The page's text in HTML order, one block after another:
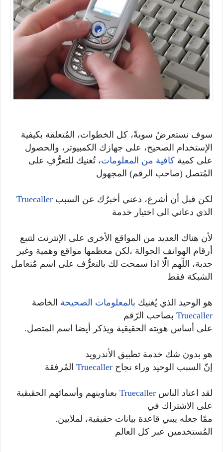
سوف نستعرضُ سويةً، كل الخطوات، المُتعلقة بكيفية
الإستخدام الصحيح، على جهازك الكمبيوتر، والحصول
على كمية كافية من المعلومات، تُغنيك للتعرُّفِ على
المُتصل (صاحب الرقم) المجهول
Truecaller لكن قبل أن أشرع، دعني أخبرُك عن السبب
الذي دعاني الى اختيار خدمة
لأن هناك العديد من المواقع الأخرى على الإنترنت لتتبع
أرقام الهواتف الجوالة ،لكن معظمها مواقع وهمية وغير
جدية، اللّهم الّا اذا سمحت لك بالتعرُّف على اسم مُتعامل
الشبكة فقط
هو الوحيد الذي يُغنيك بالمعلومات الصحيحة الخاصة
Truecaller
.على أساس هويته الحقيقية ويذكر أيضا اسم المتصل
هو بدون شك خدمة تطبيق الأندرويد
Truecaller إنّ السبب الوحيد وراء نجاح
Truecaller لقد اعتاد الناس
على الاشتراك في
.ممّا جعله يبني قاعدة بيانات حقيقية، لملايين
المُستخدمين عبر كل العالم